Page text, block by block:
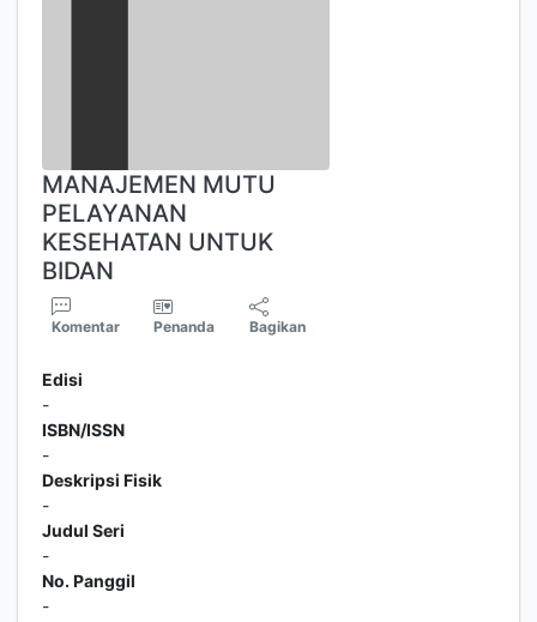
MANAJEMEN MUTU
PELAYANAN
KESEHATAN UNTUK
BIDAN
Komentar Penanda Bagikan
Edisi
-
ISBN/ISSN
-
Deskripsi Fisik
-
Judul Seri
-
No. Panggil
-